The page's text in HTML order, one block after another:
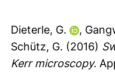
Dieterle, G. ,
Schütz, G. (2016)
Kerr microscopy.